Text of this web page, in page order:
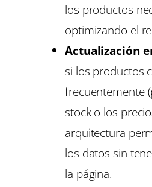
los productos
optimizando el
Actualización
si los productos
frecuentemente
stock o los
arquitectura
los datos sin
la página.